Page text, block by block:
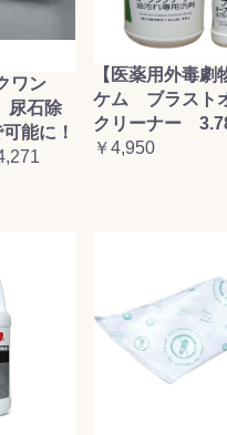
ワン
石除
能に！
【医薬用外毒劇
ケム ブラスト
クリーナー
￥4,950